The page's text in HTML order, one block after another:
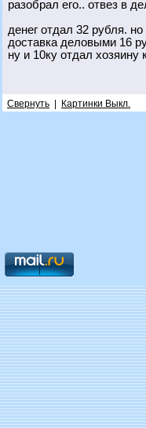
разобрал его.. отвез в
денег отдал 32 рубля.
доставка деловыми 16
ну и 10ку отдал хозяину
Свернуть Картинки Выкл.